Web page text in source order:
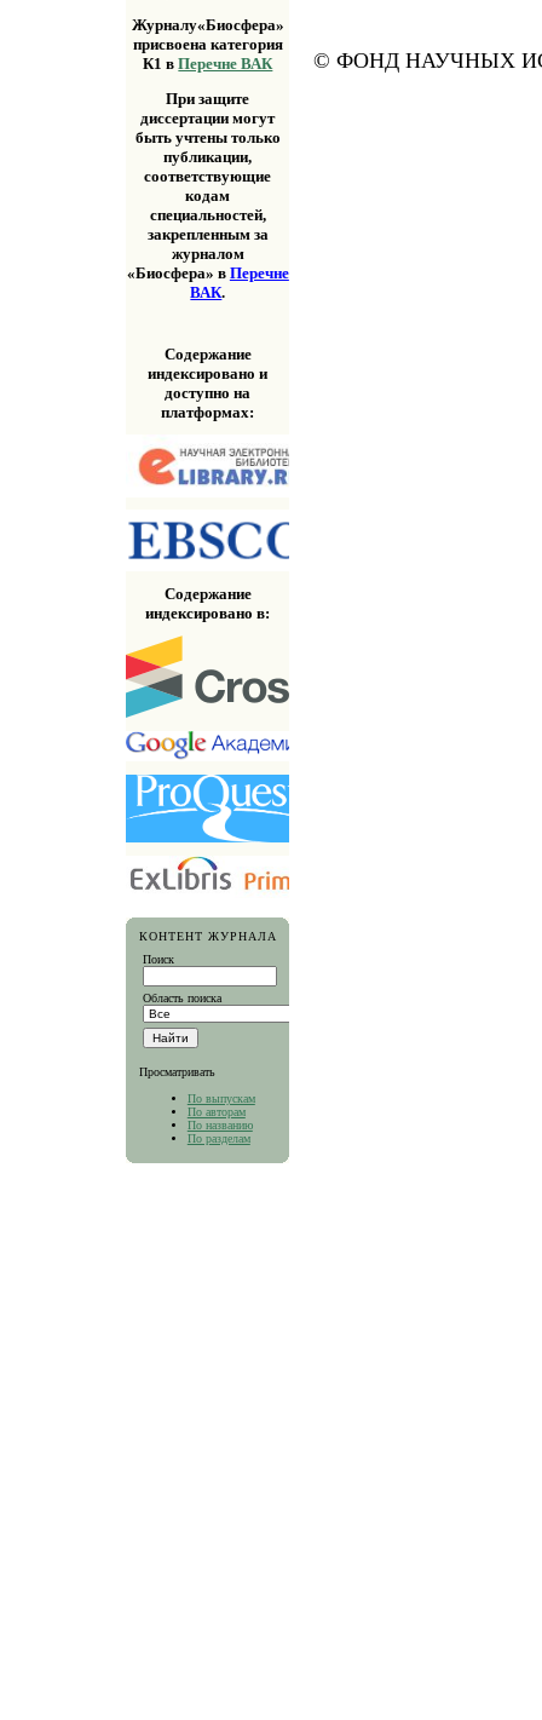
Журналу«Биосфера»
присвоена категория
К1 вПеречне ВАК
При защите
диссертации могут
быть учтены только
публикации,
соответствующие
кодам
специальностей,
закрепленным за
журналом
«Биосфера» в Перечне
ВАК.
Содержание
индексировано и
доступно на
платформах:
Содержание
индексировано в:
КОНТЕНТ ЖУРНАЛА
Поиск
Область поиска
Просматривать
По выпускам
По авторам
По названию
По разделам
© ФОНД НАУЧНЫХ